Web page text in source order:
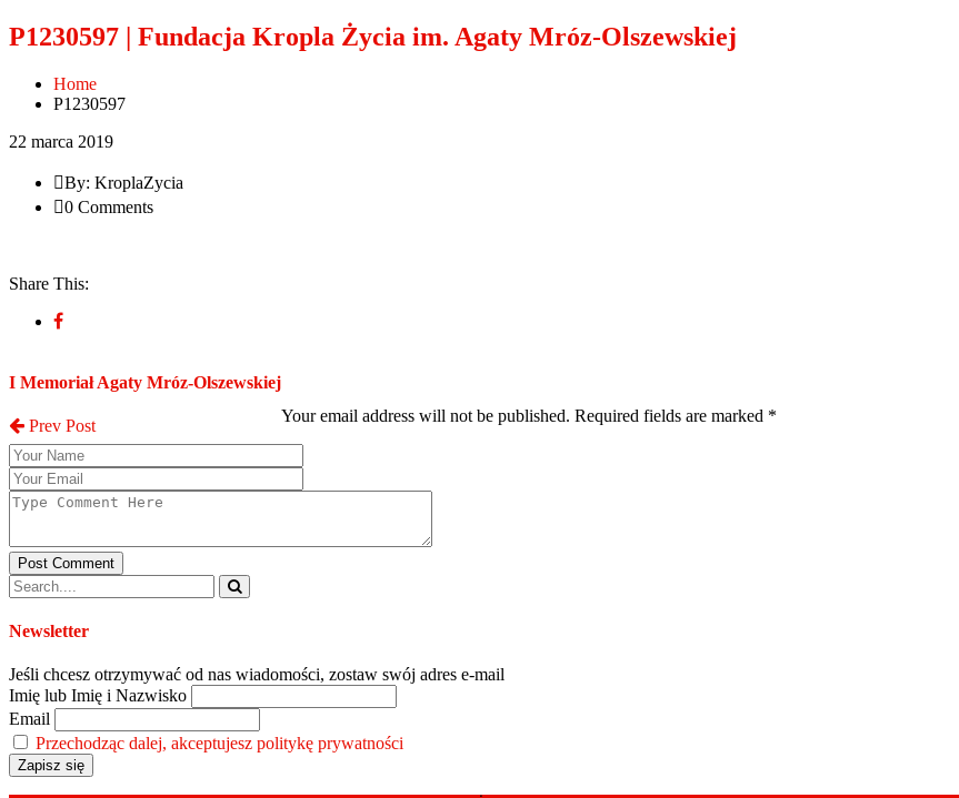
P1230597 | Fundacja Kropla Życia im. Agaty Mróz-Olszewskiej
Home
P1230597
22 marca 2019
By: KroplaZycia
0 Comments
Share This:
I Memoriał Agaty Mróz-Olszewskiej
Prev Post
Your email address will not be published. Required fields are marked *
Post Comment
Newsletter
Jeśli chcesz otrzymywać od nas wiadomości, zostaw swój adres e-mail
Imię lub Imię i Nazwisko
Email
Przechodząc dalej, akceptujesz politykę prywatności